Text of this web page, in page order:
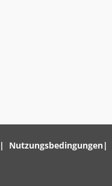
Nutzungsbedingungen